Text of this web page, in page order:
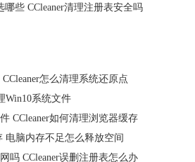
哪些 CCleaner清理注册表安全吗
怎么清理系统还原点
Win10系统文件
CCleaner如何清理浏览器缓存
电脑内存不足怎么释放空间
吗 CCleaner误删注册表怎么办